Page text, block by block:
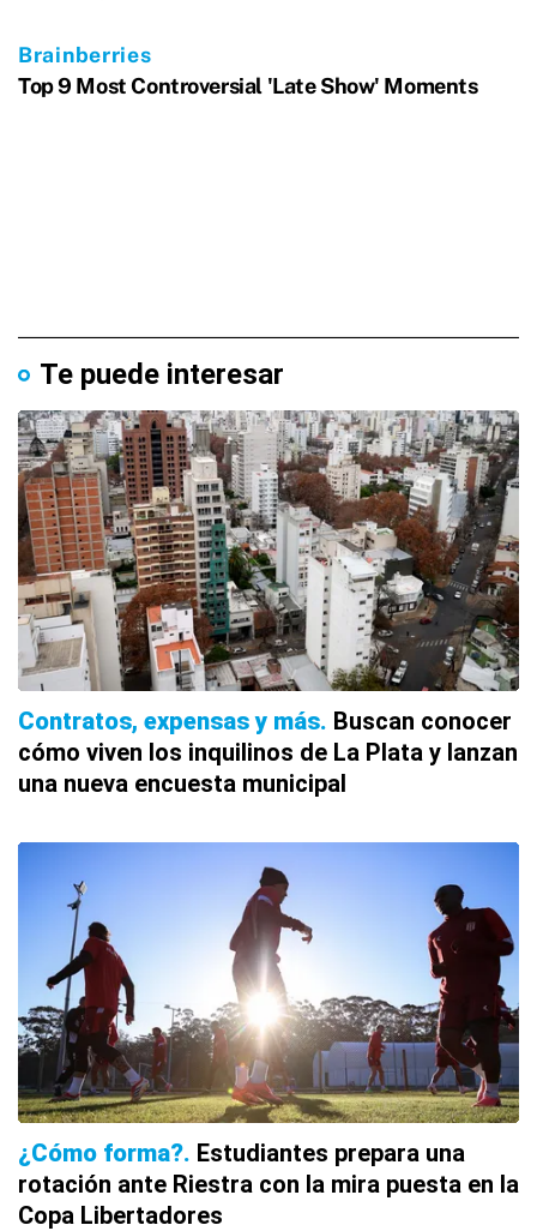
Te puede interesar
Contratos, expensas y más Buscan conocer
cómo viven los inquilinos de La Plata y lanzan
una nueva encuesta municipal
¿Cómo forma? Estudiantes prepara una
rotación ante Riestra con la mira puesta en la
Copa Libertadores